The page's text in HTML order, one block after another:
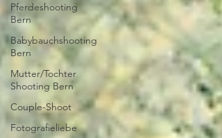
Pferdeshooting
Bern
Babybauchshooting
Bern
Mutter/Tochter
Shooting Bern
Couple-Shoot
Fotografieliebe